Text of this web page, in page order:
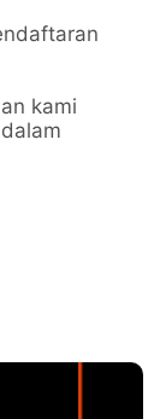
kami